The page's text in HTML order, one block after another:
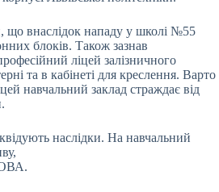
що внаслідок нападу у школі №55
блоків. Також зазнав
ліцей залізничного
та в кабінеті для креслення. Варто
навчальний заклад страждає від
наслідки. На навчальний
ОВА.